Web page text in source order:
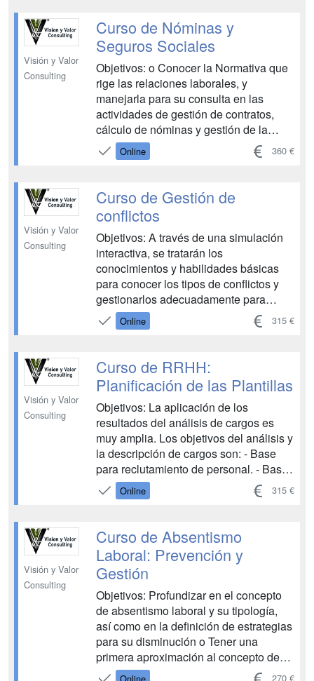
competencias. Permite conocer sobre
la gestión de los recursos h...
Visión y Valor
Consulting
Curso de Nóminas y
Seguros Sociales
Objetivos: o Conocer la Normativa que
rige las relaciones laborales, y
manejarla para su consulta en las
actividades de gestión de contratos,
cálculo de nóminas y gestión de la
seguridad social. o Localizar y acceder
a la información sobre el Convenio
aplicarla en la gestión laboral de la
empresa. o Aprender cuáles son los d...
Online 360 €
Visión y Valor
Consulting
Curso de Gestión de
conflictos
Objetivos: A través de una simulación
interactiva, se tratarán los
conocimientos y habilidades básicas
para conocer los tipos de conflictos y
gestionarlos adecuadamente para
convertirlos en oportunidades de
cambio. - Conocer cómo se entiende el
Identificar los diferentes tipos de
conflictos y sus causas más
habituales....
Online 315 €
Visión y Valor
Consulting
Curso de RRHH:
Planificación de las Plantillas
Objetivos: La aplicación de los
resultados del análisis de cargos es
muy amplia. Los objetivos del análisis y
la descripción de cargos son: - Base
para reclutamiento de personal. - Base
para la selección de personal. - Base
para la capacitación. - Base para la
evaluación de desempeño y verifica el
mérito funcional. -...
Online 315 €
Visión y Valor
Consulting
Curso de Absentismo
Laboral: Prevención y
Gestión
Objetivos: Profundizar en el concepto
de absentismo laboral y su tipología,
así como en la definición de estrategias
para su disminución o Tener una
primera aproximación al concepto de
trabajo y su evolución a lo largo de la270 €